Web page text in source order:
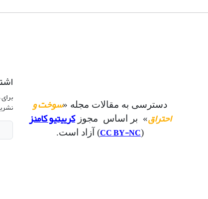
دسترسی به مقالات مجله «سوخت و
احتراق» بر اساس مجوزکرییتیو کامنز
(
CC BY-NC) آزاد است.